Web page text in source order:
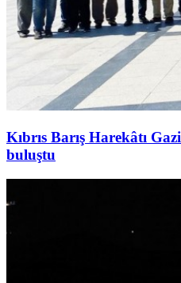
Kıbrıs Barış Harekâtı
buluştu